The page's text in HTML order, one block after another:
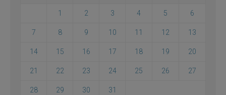
1 2 3 4 5 6
7 8 9 10 11 12 13
14 15 16 17 18 19 20
21 22 23 24 25 26 27
28 29 30 31